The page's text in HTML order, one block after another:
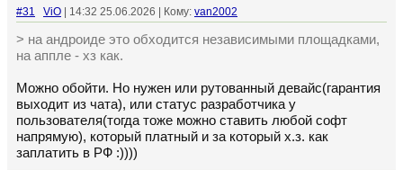
#31 ViO | 14:32 25.06.2026 | Кому: van2002
> на андроиде это обходится независимыми площадками,
на аппле - хз как.
Можно обойти. Но нужен или рутованный девайс(гарантия
выходит из чата), или статус разработчика у
пользователя(тогда тоже можно ставить любой софт
напрямую), который платный и за который х.з. как
заплатить в РФ :))))